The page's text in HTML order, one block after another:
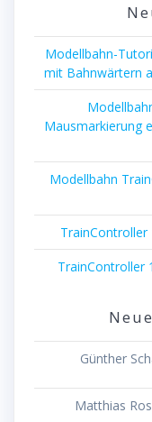
Modellbahn-
mit Bahnwärtern
Mausmarkierung
Modellbahn
TrainController
Günther
Matthias